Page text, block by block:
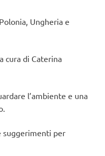
Ungheria e
cura di Caterina
l’ambiente e una
suggerimenti per